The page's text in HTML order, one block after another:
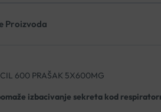
Proizvoda
600 PRAŠAK 5X600MG
izbacivanje sekreta kod